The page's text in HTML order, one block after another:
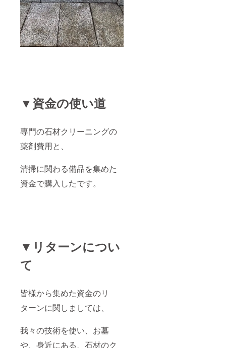
▼資金の使い道
専門の石材クリーニングの
薬剤費用と、
清掃に関わる備品を集めた
資金で購入したです。
▼リターンについ
て
皆様から集めた資金のリ
ターンに関しましては、
我々の技術を使い、お墓
や、身近にある、石材のク